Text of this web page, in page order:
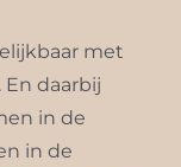
met
daarbij
in de
in de